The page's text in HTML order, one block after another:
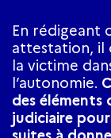
En rédigeant
attestation, il
la victime
l’autonomie.
des éléments
judiciaire